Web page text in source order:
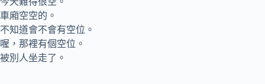
車廂空空的。
不知道會不會有空位。
喔，那裡有個空位。
被別人坐走了。